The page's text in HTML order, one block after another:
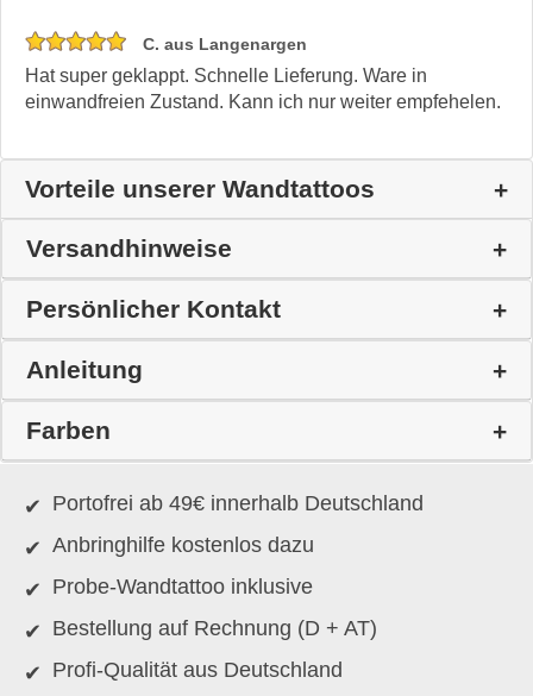
C. aus Langenargen
Hat super geklappt. Schnelle Lieferung. Ware in
einwandfreien Zustand. Kann ich nur weiter empfehelen.
Vorteile unserer Wandtattoos
Versandhinweise
Persönlicher Kontakt
Anleitung
Farben
Portofrei ab 49€ innerhalb Deutschland
Anbringhilfe kostenlos dazu
Probe-Wandtattoo inklusive
Bestellung auf Rechnung (D + AT)
Profi-Qualität aus Deutschland